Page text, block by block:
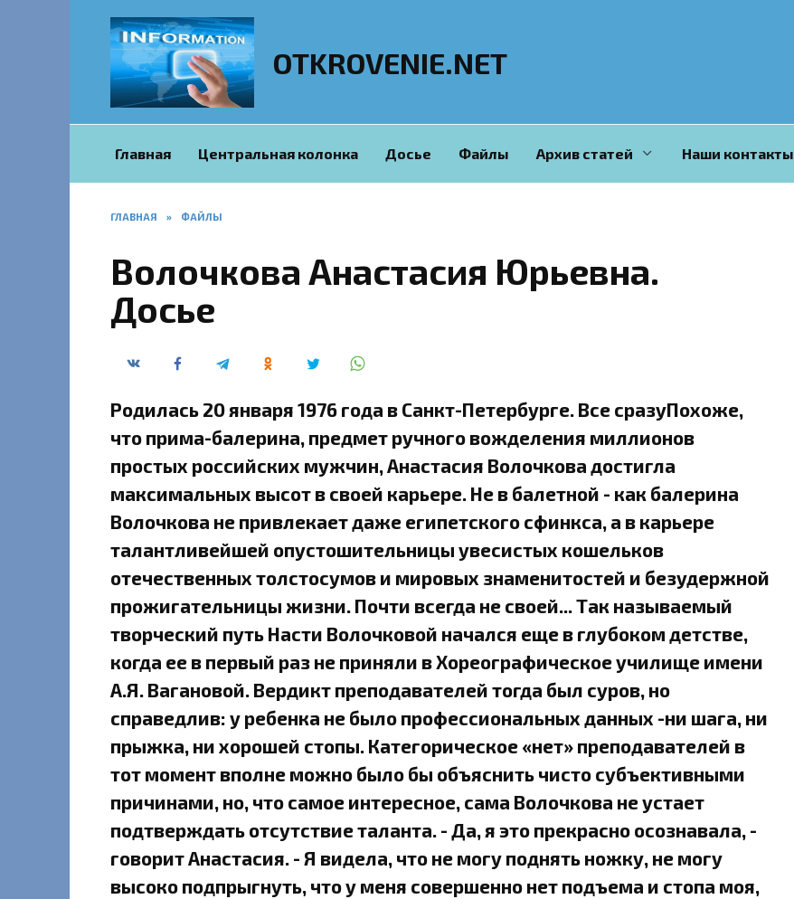
OTKROVENIE.NET
Главная Центральная колонка Досье Файлы Архив статей Наши контакты
ГЛАВНАЯ » ФАЙЛЫ
Волочкова Анастасия Юрьевна.
Досье
Родилась 20 января 1976 года в Санкт-Петербурге. Все сразуПохоже,
что прима-балерина, предмет ручного вожделения миллионов
простых российских мужчин, Анастасия Волочкова достигла
максимальных высот в своей карьере. Не в балетной - как балерина
Волочкова не привлекает даже египетского сфинкса, а в карьере
талантливейшей опустошительницы увесистых кошельков
отечественных толстосумов и мировых знаменитостей и безудержной
прожигательницы жизни. Почти всегда не своей... Так называемый
творческий путь Насти Волочковой начался еще в глубоком детстве,
когда ее в первый раз не приняли в Хореографическое училище имени
А.Я. Вагановой. Вердикт преподавателей тогда был суров, но
справедлив: у ребенка не было профессиональных данных -ни шага, ни
прыжка, ни хорошей стопы. Категорическое «нет» преподавателей в
тот момент вполне можно было бы объяснить чисто субъективными
причинами, но, что самое интересное, сама Волочкова не устает
подтверждать отсутствие таланта. - Да, я это прекрасно осознавала, -
говорит Анастасия. - Я видела, что не могу поднять ножку, не могу
высоко подпрыгнуть, что у меня совершенно нет подъема и стопа моя,